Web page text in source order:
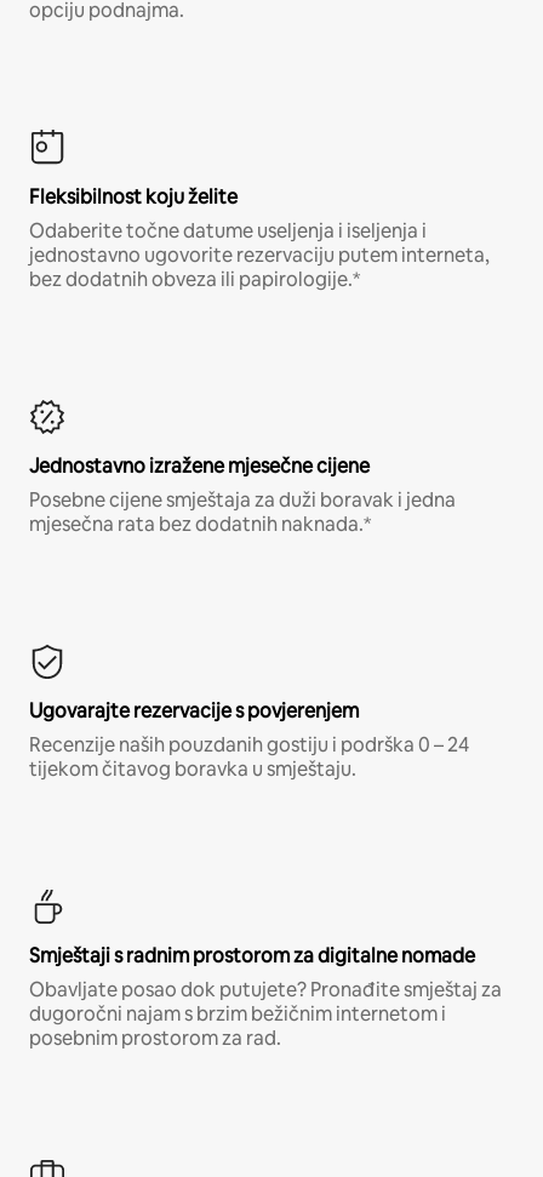
opciju podnajma.
Fleksibilnost koju želite
Odaberite točne datume useljenja i iseljenja i
jednostavno ugovorite rezervaciju putem interneta,
bez dodatnih obveza ili papirologije.*
Jednostavno izražene mjesečne cijene
Posebne cijene smještaja za duži boravak i jedna
mjesečna rata bez dodatnih naknada.*
Ugovarajte rezervacije s povjerenjem
Recenzije naših pouzdanih gostiju i podrška 0 – 24
tijekom čitavog boravka u smještaju.
Smještaji s radnim prostorom za digitalne nomade
Obavljate posao dok putujete? Pronađite smještaj za
dugoročni najam s brzim bežičnim internetom i
posebnim prostorom za rad.